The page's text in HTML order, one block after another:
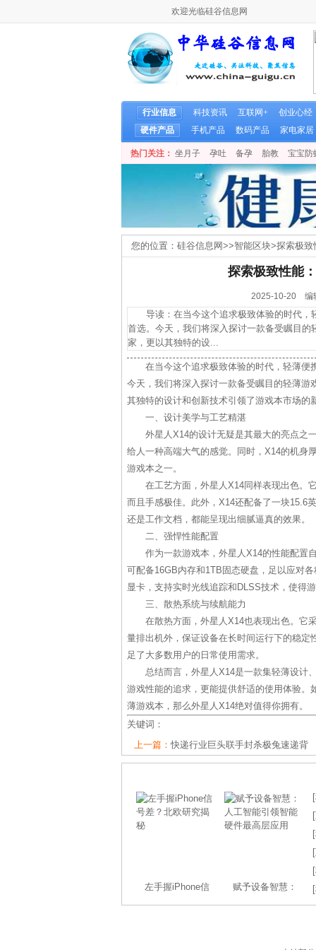
欢迎光临硅谷信息网
行业信息 科技资讯 互联网+ 创业心经
硬件产品
手机产品 数码产品 家电家居
热门关注： 坐月子 孕吐 备孕 胎教 宝宝防
您的位置： 硅谷信息网>>智能区块>探索极致
探索极致性能
2025-10-20 编
导读：在当今这个追求极致体验的时代，
首选。今天，我们将深入探讨一款备受瞩目
家，更以其独特的设...
在当今这个追求极致体验的时代，轻薄便
今天，我们将深入探讨一款备受瞩目的轻薄
其独特的设计和创新技术引领了游戏本市场的
一、设计美学与工艺精湛
外星人X14的设计无疑是其最大的亮点之
给人一种高端大气的感觉。同时，X14的机身
游戏本之一。
在工艺方面，外星人X14同样表现出色。
而且手感极佳。此外，X14还配备了一块15.6
还是工作文档，都能呈现出细腻逼真的效果。
二、强悍性能配置
作为一款游戏本，外星人X14的性能配置
可配备16GB内存和1TB固态硬盘，足以应对
显卡，支持实时光线追踪和DLSS技术，使得
三、散热系统与续航能力
在散热方面，外星人X14也表现出色。它
量排出机外，保证设备在长时间运行下的稳
足了大多数用户的日常使用需求。
总结而言，外星人X14是一款集轻薄设计
游戏性能的追求，更能提供舒适的使用体验
薄游戏本，那么外星人X14绝对值得你拥有。
关键词：
上一篇： 快递行业巨头联手封杀极兔速递背
左手握iPhone信 赋予设备智慧：
[
[
[
[
[
[